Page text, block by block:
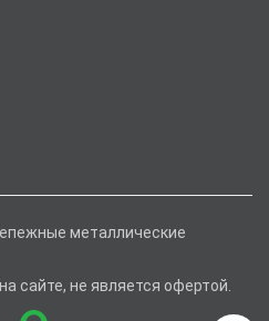
металлические
сайте, не является офертой.